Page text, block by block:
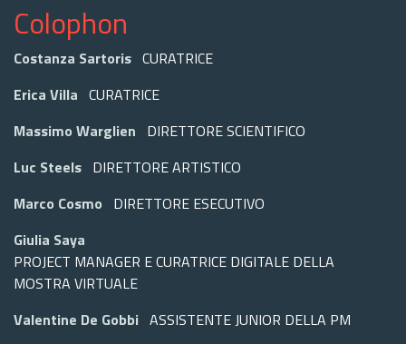
Colophon
Costanza Sartoris CURATRICE
Erica Villa CURATRICE
Massimo Warglien DIRETTORE SCIENTIFICO
Luc Steels DIRETTORE ARTISTICO
Marco Cosmo DIRETTORE ESECUTIVO
Giulia Saya
PROJECT MANAGER E CURATRICE DIGITALE DELLA
MOSTRA VIRTUALE
Valentine De Gobbi ASSISTENTE JUNIOR DELLA PM